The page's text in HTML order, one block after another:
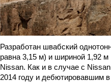
Разработан швабский
равна 3,15 м) и шириной 1,92 м
Nissan. Как и в случае с
2014 году и дебютировавшим